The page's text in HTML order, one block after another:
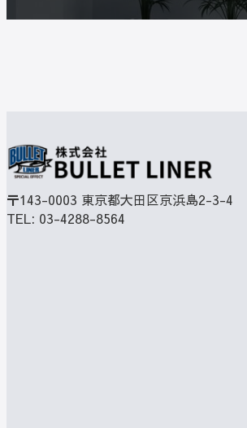
〒143-0003 東京都大田区京浜島2-3-4
TEL: 03-4288-8564